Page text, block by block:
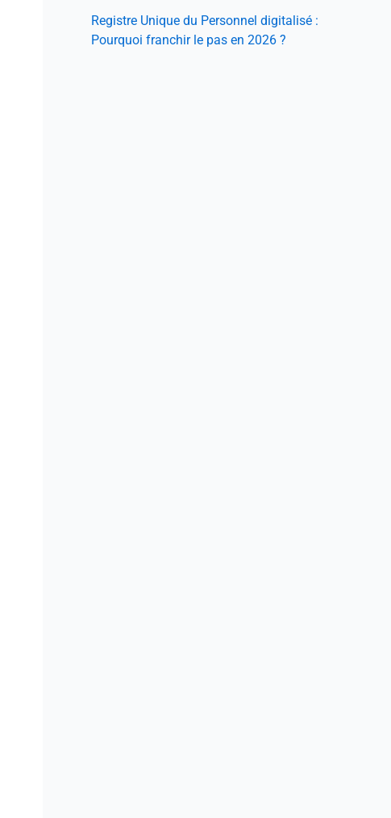
Registre Unique du Personnel digitalisé :
Pourquoi franchir le pas en 2026 ?